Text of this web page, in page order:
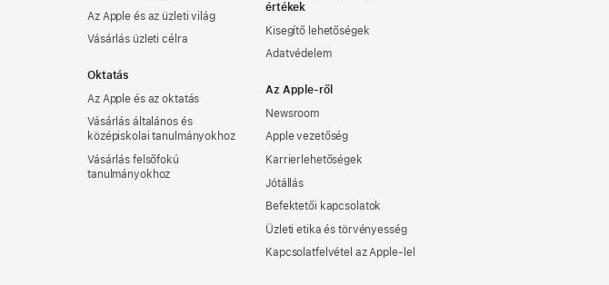
Az Apple és az üzleti világ
Vásárlás üzleti célra
Oktatás
Az Apple és az oktatás
Vásárlás általános és
középiskolai tanulmányokhoz
Vásárlás felsőfokú
tanulmányokhoz
értékek
Kisegítő lehetőségek
Adatvédelem
Az Apple-ről
Newsroom
Apple vezetőség
Karrierlehetőségek
Jótállás
Befektetői kapcsolatok
Üzleti etika és törvényesség
Kapcsolatfelvétel az Apple-lel